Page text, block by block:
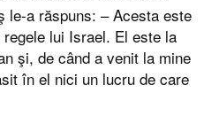
le-a răspuns: – Acesta este
lui Israel. El este la
şi, de când a venit la mine
în el nici un lucru de care